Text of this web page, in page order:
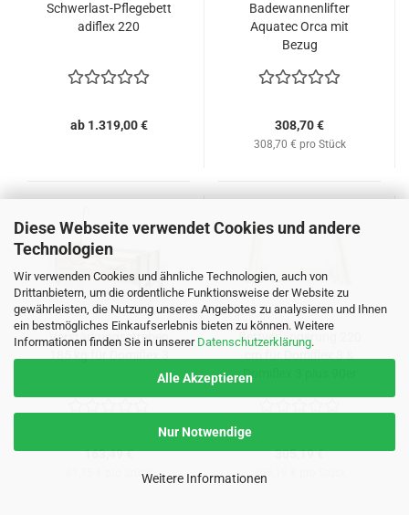
Diese Webseite verwendet Cookies und andere
Technologien
Wir verwenden Cookies und ähnliche Technologien, auch von
Drittanbietern, um die ordentliche Funktionsweise der Website zu
gewährleisten, die Nutzung unseres Angebotes zu analysieren und Ihnen
ein bestmögliches Einkaufserlebnis bieten zu können. Weitere
Informationen finden Sie in unserer Datenschutzerklärung.
Alle Akzeptieren
Nur Notwendige
Weitere Informationen
Schwerlast-Pflegebett
adiflex 220
ab 1.319,00 €
Badewannenlifter
Aquatec Orca mit
Bezug
308,70 €
308,70 € pro Stück
Verstärkungsstreben
163,49 €
81,75 € pro Stück
Bettverlängerung 220
Domiflex 3 plus 90er
305,19 €
305,19 € pro Stück